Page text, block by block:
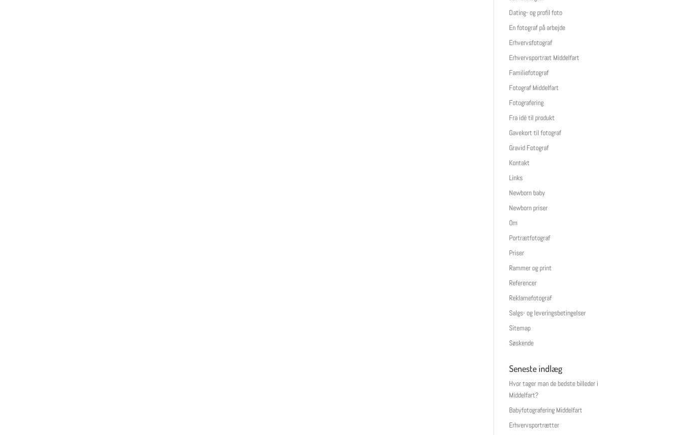
Dating- og profil foto
En fotograf på arbejde
Erhvervsfotograf
Erhvervsportræt Middelfart
Familiefotograf
Fotograf Middelfart
Fotografering
Fra idé til produkt
Gavekort til fotograf
Gravid Fotograf
Kontakt
Links
Newborn baby
Newborn priser
Om
Portrætfotograf
Priser
Rammer og print
Referencer
Reklamefotograf
Salgs- og leveringsbetingelser
Sitemap
Søskende
Seneste indlæg
Hvor tager man de bedste billeder i
Middelfart?
Babyfotografering Middelfart
Erhvervsportrætter